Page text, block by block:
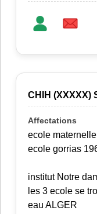
CHIH (XXXXX)
ecole
ecole gorrias
institut Notre
les 3 ecole se
eau ALGER